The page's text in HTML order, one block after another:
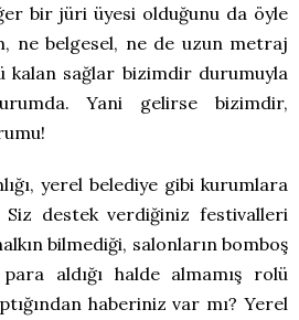
bir jüri üyesi olduğunu da öyle
ne belgesel, ne de uzun metraj
kalan sağlar bizimdir durumuyla
Yani gelirse bizimdir,
yerel belediye gibi kurumlara
Siz destek verdiğiniz festivalleri
bilmediği, salonların bomboş
aldığı halde almamış rolü
haberiniz var mı? Yerel